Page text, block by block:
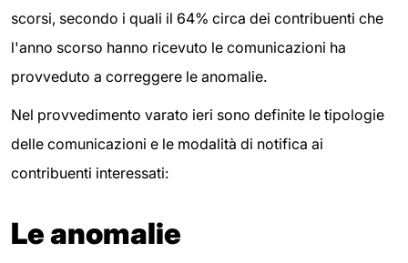
scorsi, secondo i quali il 64% circa dei contribuenti che
l'anno scorso hanno ricevuto le comunicazioni ha
provveduto a correggere le anomalie.
Nel provvedimento varato ieri sono definite le tipologie
delle comunicazioni e le modalità di notifica ai
contribuenti interessati:
Le anomalie